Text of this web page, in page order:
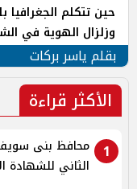
حين تتكلم
وزلزال الهوية في
بقلم ياسر بركات
الأكثر قراءة
1
محافظ بنى سويف
الثاني للشهادة